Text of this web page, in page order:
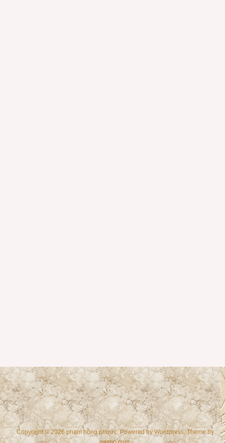
Copyright © 2026 phạm hồng phước. Powered byWordpress, Theme by